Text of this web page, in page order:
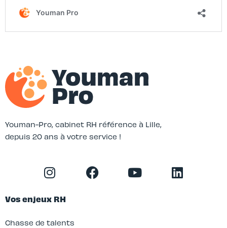
Youman-Pro, cabinet RH référence à Lille,
depuis 20 ans à votre service !
Vos enjeux RH
Chasse de talents